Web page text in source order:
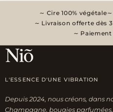
Cire 100% végétale
Livraison offerte dès
L'ESSENCE D'UNE VIBRATION
Depuis 2024, nous créons, dans
Champagne, bougies